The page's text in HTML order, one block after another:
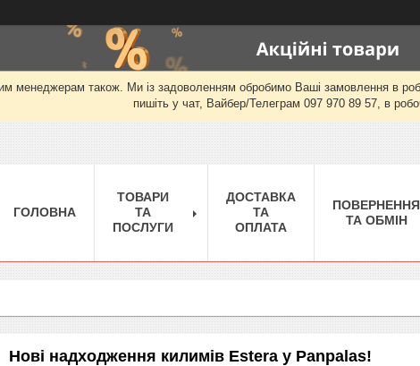
менеджерам також. Ми із задоволенням обробимо Ваші замовлення в
пишіть у чат, Вайбер/Телеграм 097 970 89 57, в
ГОЛОВНА
ТОВАРИ
ТА
ПОСЛУГИ
ДОСТАВКА
ТА
ОПЛАТА
ПОВЕРНЕННЯ
ТА ОБМІН
Нові надходження килимів Estera у Panpalas!